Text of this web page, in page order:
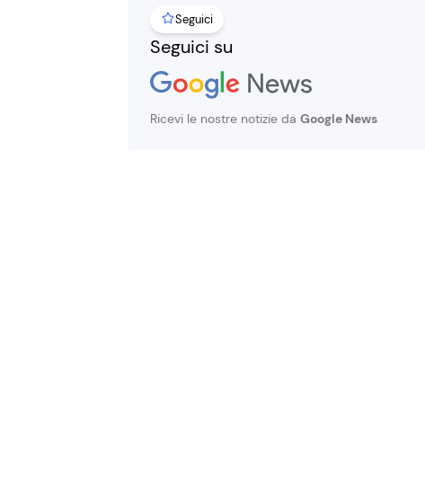
Seguici
Seguici su
Ricevi le nostre notizie da Google News